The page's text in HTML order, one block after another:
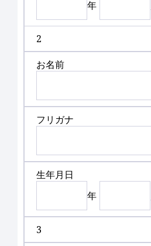
年
2
お名前
フリガナ
生年月日
年
3